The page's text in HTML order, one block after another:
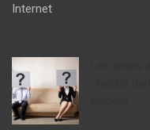
Internet